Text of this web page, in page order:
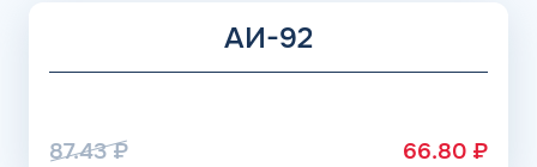
АИ-92
87.43₽ 66.80 ₽